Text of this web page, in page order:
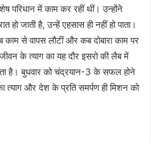
परिधान में काम कर रहीं थीं। उन्होंने
जाती है, उन्हें एहसास ही नहीं हो पाता।
काम से वापस लौटीं और कब दोबारा काम पर
के त्याग का यह दौर इसरो की लैब में
है। बुधवार को चंद्रयान-3 के सफल होने
का त्याग और देश के प्रति समर्पण ही मिशन को